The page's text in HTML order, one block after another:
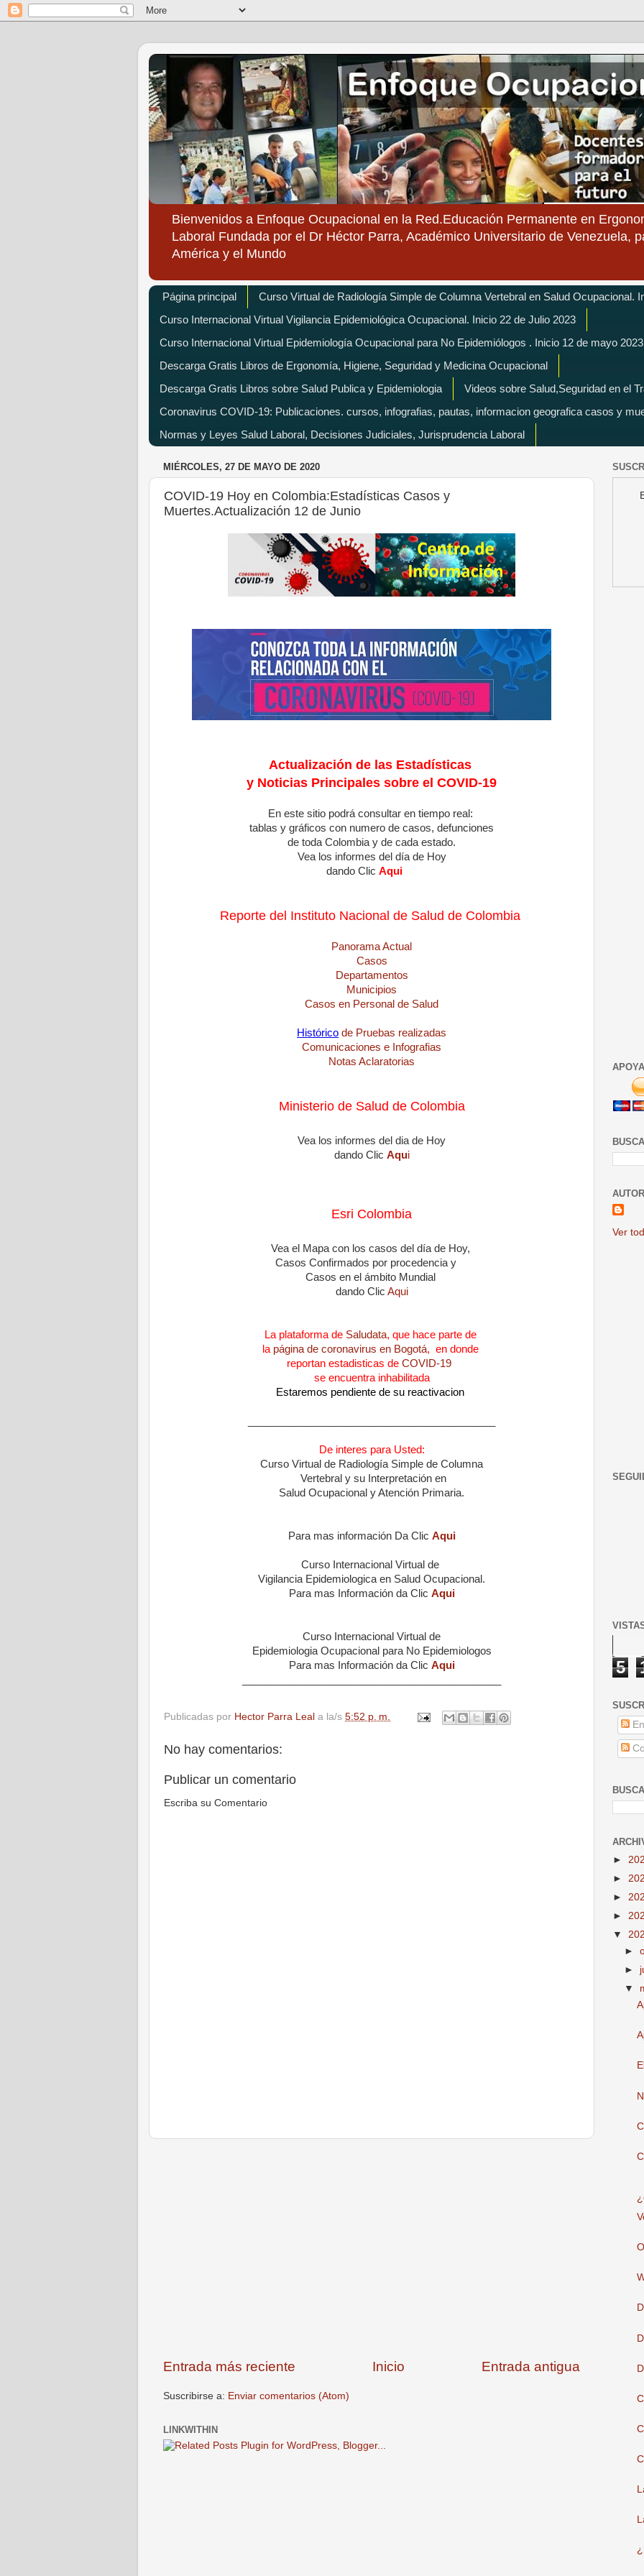
Bienvenidos a Enfoque Ocupacional en la Red.Educación Permanente en
Laboral Fundada por el Dr Héctor Parra, Académico Universitario de Venezuela,
América y el Mundo
Página principal
Curso Virtual de Radiología Simple de Columna Vertebral en Salud Ocupacional.
Curso Internacional Virtual Vigilancia Epidemiológica Ocupacional. Inicio 22 de Julio 2023
Curso Internacional Virtual Epidemiología Ocupacional para No Epidemiólogos . Inicio 12 de mayo 2023
Descarga Gratis Libros de Ergonomía, Higiene, Seguridad y Medicina Ocupacional
Descarga Gratis Libros sobre Salud Publica y Epidemiologia
Videos sobre Salud,Seguridad en el
Coronavirus COVID-19: Publicaciones. cursos, infografias, pautas, informacion geografica casos y
Normas y Leyes Salud Laboral, Decisiones Judiciales, Jurisprudencia Laboral
MIÉRCOLES, 27 DE MAYO DE 2020
COVID-19 Hoy en Colombia:Estadísticas Casos y
Muertes.Actualización 12 de Junio
Actualización de las Estadísticas
y Noticias Principales sobre el COVID-19
En este sitio podrá consultar en tiempo real:
tablas y gráficos con numero de casos, defunciones
de toda Colombia y de cada estado.
Vea los informes del día de Hoy
dando Clic Aqui
Reporte del Instituto Nacional de Salud de Colombia
Panorama Actual
Casos
Departamentos
Municipios
Casos en Personal de Salud
Histórico de Pruebas realizadas
Comunicaciones e Infografias
Notas Aclaratorias
Ministerio de Salud de Colombia
Vea los informes del dia de Hoy
dando Clic Aqui
Esri Colombia
Vea el Mapa con los casos del día de Hoy,
Casos Confirmados por procedencia y
Casos en el ámbito Mundial
dando Clic Aqui
La plataforma de Saludata, que hace parte de
la página de coronavirus en Bogotá, en donde
reportan estadisticas de COVID-19
se encuentra inhabilitada
Estaremos pendiente de su reactivacion
De interes para Usted:
Curso Virtual de Radiología Simple de Columna
Vertebral y su Interpretación en
Salud Ocupacional y Atención Primaria.
Para mas información Da Clic Aqui
Curso Internacional Virtual de
Vigilancia Epidemiologica en Salud Ocupacional.
Para mas Información da Clic Aqui
Curso Internacional Virtual de
Epidemiologia Ocupacional para No Epidemiologos
Para mas Información da Clic Aqui
Publicadas por Hector Parra Leal a la/s 5:52 p. m.
No hay comentarios:
Publicar un comentario
Escriba su Comentario
Entrada más reciente Entrada antigua
Inicio
Suscribirse a: Enviar comentarios (Atom)
LINKWITHIN
Ver
5
►
►
►
►
▼
►
►
▼